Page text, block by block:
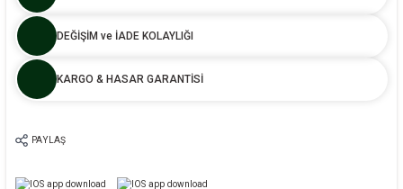
DEĞİŞİM ve İADE KOLAYLIĞI
KARGO & HASAR GARANTİSİ
PAYLAŞ